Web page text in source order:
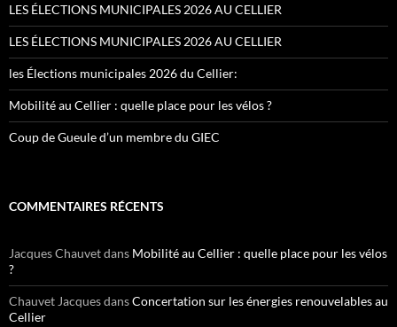
LES ÉLECTIONS MUNICIPALES 2026 AU CELLIER
LES ÉLECTIONS MUNICIPALES 2026 AU CELLIER
les Élections municipales 2026 du Cellier:
Mobilité au Cellier : quelle place pour les vélos ?
Coup de Gueule d’un membre du GIEC
COMMENTAIRES RÉCENTS
Jacques Chauvetdans Mobilité au Cellier : quelle place pour les vélos
?
Chauvet JacquesdansConcertation sur les énergies renouvelables au
Cellier